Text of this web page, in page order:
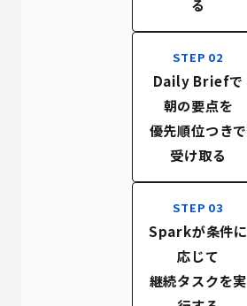
る
STEP 02
Daily Briefで
朝の要点を
優先順位つきで
受け取る
STEP 03
Sparkが条件に
応じて
継続タスクを実